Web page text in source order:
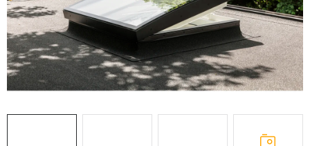
Datenschutzerklärung
Allgemeinen Geschäftsbedingungen
Sitemap von Milpe.sk